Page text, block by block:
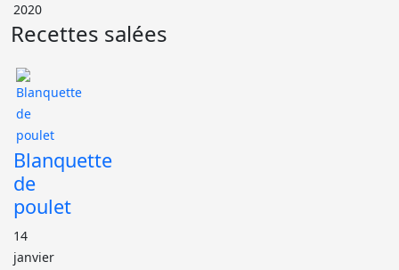
2020
Recettes salées
Blanquette
de
poulet
14
janvier